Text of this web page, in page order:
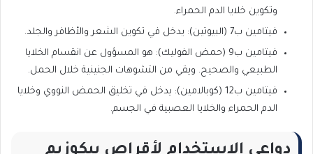
وتكوين خلايا الدم الحمراء.
فيتامين ب7 (البيوتين): يدخل في تكوين الشعر والأظافر والجلد.
فيتامين ب9 (حمض الفوليك): هو المسؤول عن انقسام الخلايا
الطبيعي والصحيح. ويقي من التشوهات الجنينية خلال الحمل.
فيتامين ب12 (كوبالامين): يدخل في تخليق الحمض النووي وخلايا
الدم الحمراء والخلايا العصبية في الجسم.